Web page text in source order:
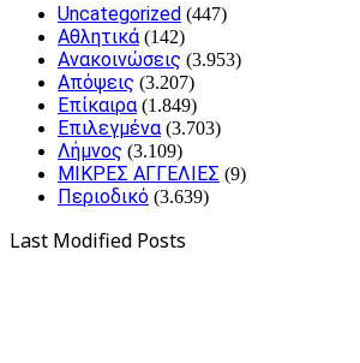
Uncategorized (447)
Αθλητικά (142)
Ανακοινώσεις (3.953)
Απόψεις (3.207)
Επίκαιρα (1.849)
Επιλεγμένα (3.703)
Λήμνος (3.109)
ΜΙΚΡΕΣ ΑΓΓΕΛΙΕΣ (9)
Περιοδικό (3.639)
Last Modified Posts